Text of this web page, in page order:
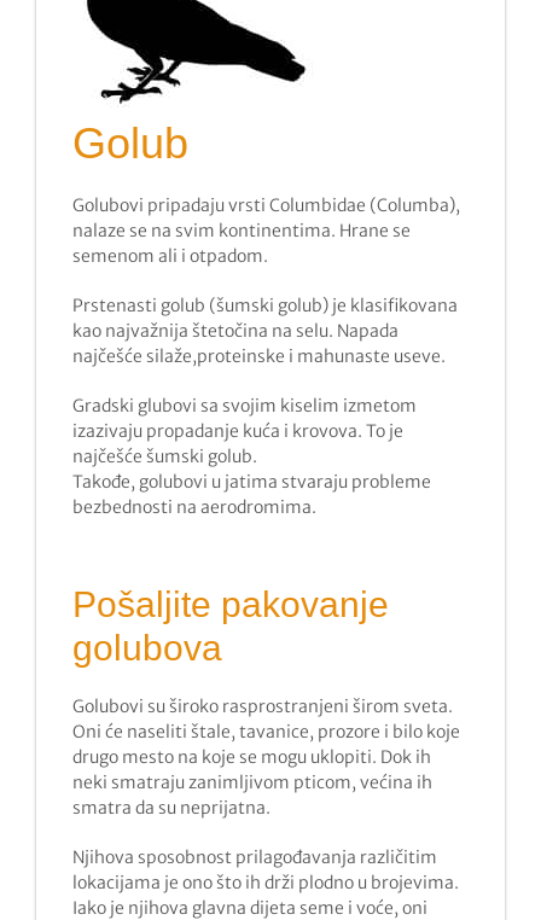
Golub
Golubovi pripadaju vrsti Columbidae (Columba),
nalaze se na svim kontinentima. Hrane se
semenom ali i otpadom.
Prstenasti golub (šumski golub) je klasifikovana
kao najvažnija štetočina na selu. Napada
najčešće silaže,proteinske i mahunaste useve.
Gradski glubovi sa svojim kiselim izmetom
izazivaju propadanje kuća i krovova. To je
najčešće šumski golub.
Takođe, golubovi u jatima stvaraju probleme
bezbednosti na aerodromima.
Pošaljite pakovanje
golubova
Golubovi su široko rasprostranjeni širom sveta.
Oni će naseliti štale, tavanice, prozore i bilo koje
drugo mesto na koje se mogu uklopiti. Dok ih
neki smatraju zanimljivom pticom, većina ih
smatra da su neprijatna.
Njihova sposobnost prilagođavanja različitim
lokacijama je ono što ih drži plodno u brojevima.
Iako je njihova glavna dijeta seme i voće, oni